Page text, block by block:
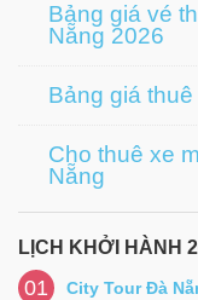
Bảng giá vé
Nẵng 2026
Bảng giá
Cho thuê xe
Nẵng
LỊCH KHỞI HÀNH
01 City Tour Đà